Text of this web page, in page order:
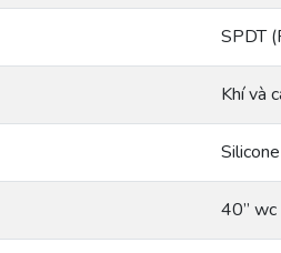
SPDT
Khí và
Silicone
40”